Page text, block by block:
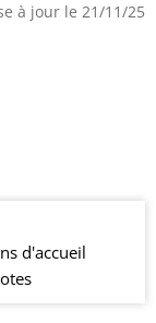
à jour le 21/11/25
d'accueil